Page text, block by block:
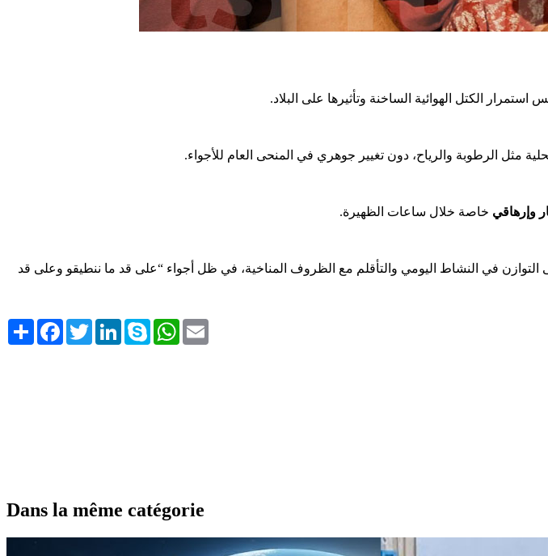
الكتل الهوائية الساخنة وتأثيرها على البلاد.
مثل الرطوبة والرياح، دون تغيير جوهري في المنحى العام للأجواء.
وإرهاقي خاصة خلال ساعات الظهيرة.
التوازن في النشاط اليومي والتأقلم مع الظروف المناخية، في ظل أجواء “على قد ما ننطيقو وعلى قد
Share FacebookTwitterLinkedInSkype WhatsApp
Dans la même catégorie